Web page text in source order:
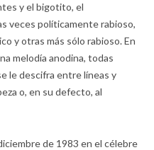
y el bigotito, el
veces políticamente rabioso,
y otras más sólo rabioso. En
melodía anodina, todas
le descifra entre líneas y
o, en su defecto, al
de 1983 en el célebre